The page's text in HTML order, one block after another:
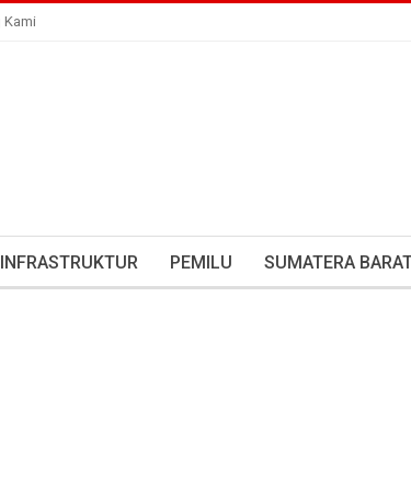
Kami
INFRASTRUKTUR PEMILU SUMATERA